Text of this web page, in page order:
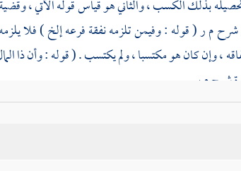
بذلك الكسب ، والثاني هو قياس قوله الآتي ،
شرحم ر( قوله : وفيمن تلزمه نفقة فرعه إلخ ) فلا
، وإن كان هو مكتسبا ، ولم يكتسب . ( قوله : وأن ذا
شرحم ر